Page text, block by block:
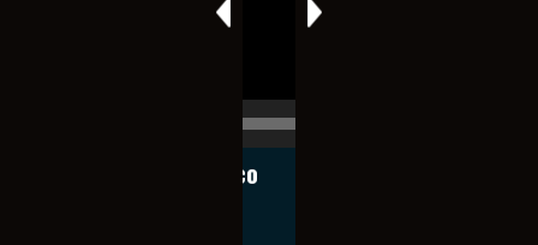
Notiexpress de México